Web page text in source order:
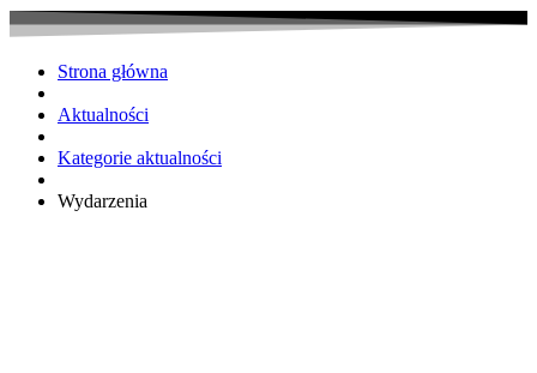
Strona główna
Aktualności
Kategorie aktualności
Wydarzenia